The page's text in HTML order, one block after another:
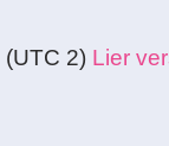
(UTC 2) Lier